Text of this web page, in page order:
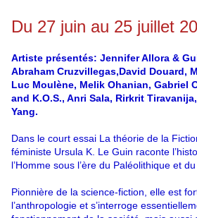
Du 27 juin au 25 juillet
Artiste présentés: Jennifer Allora &
Abraham Cruzvillegas,David Douard,
Luc Moulène, Melik Ohanian, Gabriel
and K.O.S., Anri Sala, Rirkrit
Yang.
Dans le court essai La théorie de la
féministe Ursula K. Le Guin raconte
l’Homme sous l’ère du Paléolithique et
Pionnière de la science-fiction, elle est
l’anthropologie et s’interroge